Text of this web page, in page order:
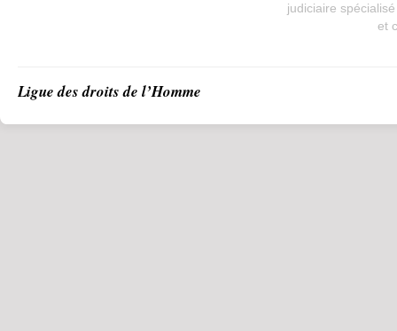
judiciaire
et
Ligue des droits de l’Homme